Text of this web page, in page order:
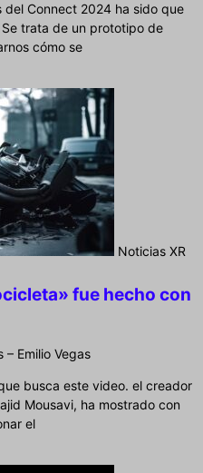
del Connect 2024 ha sido que
Se trata de un prototipo de
cómo se
Noticias XR
fue hecho con
Emilio Vegas
busca este video. el creador
Mousavi, ha mostrado con
el